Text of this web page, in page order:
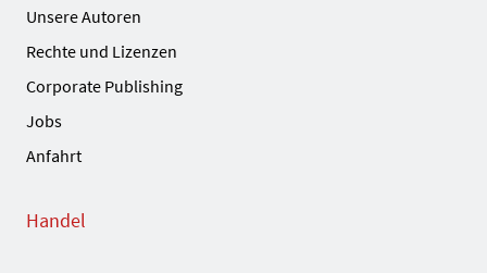
Unsere Autoren
Rechte und Lizenzen
Corporate Publishing
Jobs
Anfahrt
Handel